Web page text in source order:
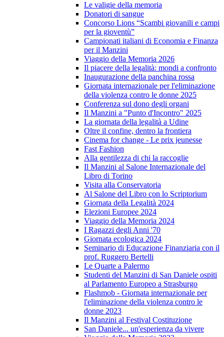
Le valigie della memoria
Donatori di sangue
Concorso Lions “Scambi giovanili e campi
per la gioventù”
Campionati italiani di Economia e Finanza
per il Manzini
Viaggio della Memoria 2026
Il piacere della legalità: mondi a confronto
Inaugurazione della panchina rossa
Giornata internazionale per l'eliminazione
della violenza contro le donne 2025
Conferenza sul dono degli organi
Il Manzini a "Punto d'Incontro" 2025
La giornata della legalità a Udine
Oltre il confine, dentro la frontiera
Cinema for change - Le prix jeunesse
Fast Fashion
Alla gentilezza di chi la raccoglie
Il Manzini al Salone Internazionale del
Libro di Torino
Visita alla Conservatoria
Al Salone del Libro con lo Scriptorium
Giornata della Legalità 2024
Elezioni Europee 2024
Viaggio della Memoria 2024
I Ragazzi degli Anni '70
Giornata ecologica 2024
Seminario di Educazione Finanziaria con il
prof. Ruggero Bertelli
Le Quarte a Palermo
Studenti del Manzini di San Daniele ospiti
al Parlamento Europeo a Strasburgo
Flashmob - Giornata internazionale per
l'eliminazione della violenza contro le
donne 2023
Il Manzini al Festival Costituzione
San Daniele... un'esperienza da vivere